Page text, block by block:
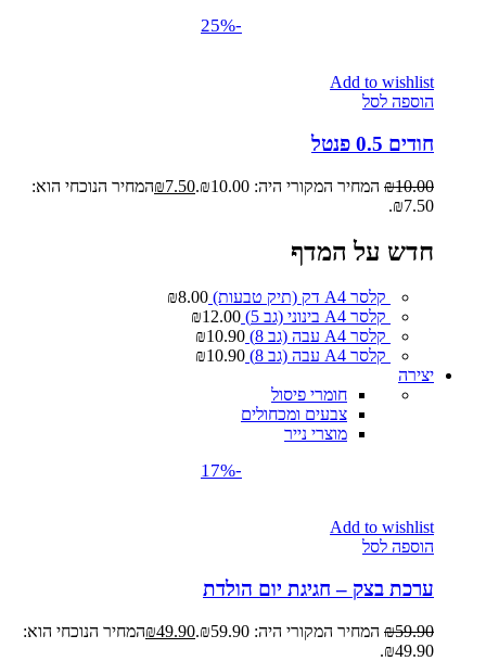
-25%
Add to wishlist
הוספה לסל
חודים 0.5 פנטל
₪10.00 המחיר המקורי היה: ₪10.00. ₪7.50
המחיר הנוכחי הוא:
₪7.50.
חדש על המדף
קלסר A4 דק (תיק טבעות) ₪8.00
קלסר A4 בינוני (גב 5)
₪12.00
קלסר A4 עבה (גב 8)
₪10.90
קלסר A4 עבה (גב 8)
₪10.90
יצירה
חומרי פיסול
צבעים ומכחולים
מוצרי נייר
-17%
Add to wishlist
הוספה לסל
ערכת בצק – חגיגת יום הולדת
₪59.90 המחיר המקורי היה: ₪59.90. ₪49.90
המחיר הנוכחי הוא:
₪49.90.